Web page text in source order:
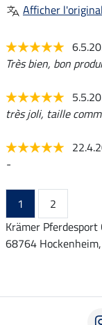
Afficher l'original
Très bien, bon
très joli, taille
-
1
2
Krämer Pferdesport
68764